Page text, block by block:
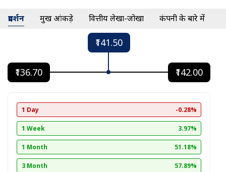
प्रदर्शन प्रमुख आंकड़े वित्तीय लेखा-जोखा कंपनी के बारे में
₹141.50
₹136.70 ₹142.00
1 Day -0.28%
1 Week 3.97%
1 Month 51.18%
3 Month 57.89%